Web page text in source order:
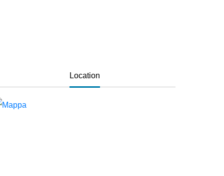
Location